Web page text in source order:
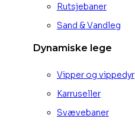
Rutsjebaner
Sand & Vandleg
Dynamiske lege
Vipper og vippedyr
Karruseller
Svævebaner